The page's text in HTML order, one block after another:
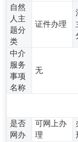
自然
人主
题分
类
证件办理
中介
服务
事项
名称
无
是否
网办
可网上办
理